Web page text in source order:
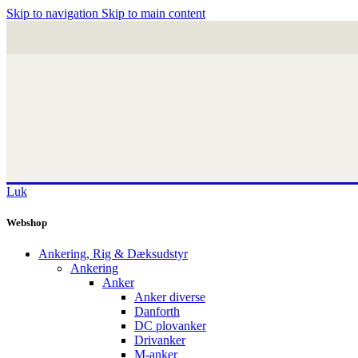
Skip to navigation Skip to main content
Luk
Webshop
Ankering, Rig & Dæksudstyr
Ankering
Anker
Anker diverse
Danforth
DC plovanker
Drivanker
M-anker